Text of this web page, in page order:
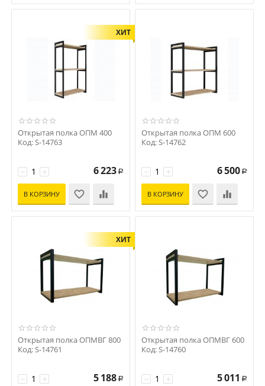
ХИТ
Открытая полка ОПМ 400
Код: S-14763
+
− 6 223 Р
В КОРЗИНУ
Открытая полка ОПМ 600
Код: S-14762
+
− 6 500 Р
В КОРЗИНУ
ХИТ
Открытая полка ОПМВГ 800
Код: S-14761
+
− 5 188 Р
Открытая полка ОПМВГ 600
Код: S-14760
+
− 5 011 Р